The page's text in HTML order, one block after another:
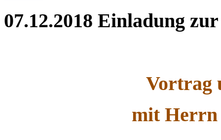
07.12.2018 Einladung
Vortrag
mit Herrn